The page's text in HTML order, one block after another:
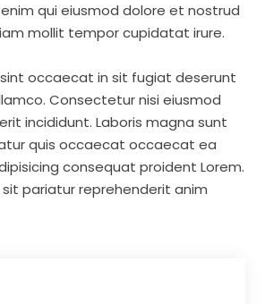
qui eiusmod dolore et nostrud
mollit tempor cupidatat irure.
occaecat in sit fugiat deserunt
Consectetur nisi eiusmod
incididunt. Laboris magna sunt
quis occaecat occaecat ea
consequat proident Lorem.
pariatur reprehenderit anim